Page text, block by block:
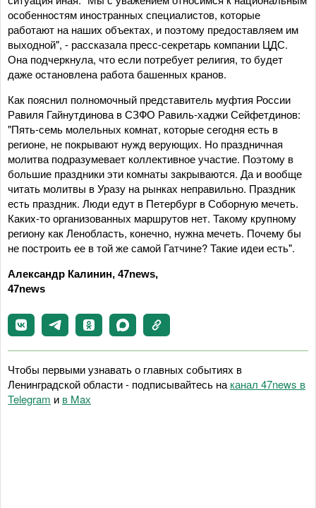
особенностям иностранных специалистов, которые
работают на наших объектах, и поэтому предоставляем им
выходной", - рассказала пресс-секретарь компании ЦДС.
Она подчеркнула, что если потребует религия, то будет
даже остановлена работа башенных кранов.
Как пояснил полномочный представитель муфтия России
Равиля Гайнутдинова в СЗФО Равиль-хаджи Сейфетдинов:
"Пять-семь молельных комнат, которые сегодня есть в
регионе, не покрывают нужд верующих. Но праздничная
молитва подразумевает коллективное участие. Поэтому в
большие праздники эти комнаты закрываются. Да и вообще
читать молитвы в Уразу на рынках неправильно. Праздник
есть праздник. Люди едут в Петербург в Соборную мечеть.
Каких-то организованных маршрутов нет. Такому крупному
региону как Ленобласть, конечно, нужна мечеть. Почему бы
не построить ее в той же самой Гатчине? Такие идеи есть".
Александр Калинин, 47news,
47news
Чтобы первыми узнавать о главных событиях в
Ленинградской области - подписывайтесь на канал 47news в
Telegram и в Maх